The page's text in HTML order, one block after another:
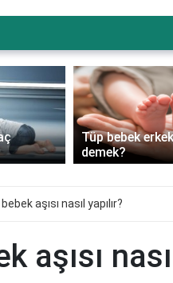
Tüp bebek
demek?
aşısı nasıl yapılır?
aşısı